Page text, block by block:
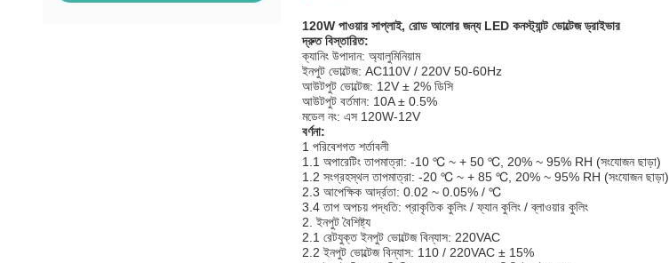
120W পাওয়ার সাপ্লাই, রোড আলোর জন্য LED কনস্ট্যান্ট ভোল্টেজ ড্রাইভার
দ্রুত বিস্তারিত:
ক্যানিং উপাদান: অ্যালুমিনিয়াম
ইনপুট ভোল্টেজ: AC110V / 220V 50-60Hz
আউটপুট ভোল্টেজ: 12V ± 2% ডিসি
আউটপুট বর্তমান: 10A ± 0.5%
মডেল নং: এস 120W-12V
বর্ণনা:
1 পরিবেশগত শর্তাবলী
1.1 অপারেটিং তাপমাত্রা: -10 ℃ ~ + 50 ℃, 20% ~ 95% RH (সংযোজন ছাড়া)
1.2 সংগ্রহস্থল তাপমাত্রা: -20 ℃ ~ + 85 ℃, 20% ~ 95% RH (সংযোজন ছাড়া)
2.3 আপেক্ষিক আর্দ্রতা: 0.02 ~ 0.05% / ℃
3.4 তাপ অপচয় পদ্ধতি: প্রাকৃতিক কুলিং / ফ্যান কুলিং / ব্লাওয়ার কুলিং
2. ইনপুট বৈশিষ্ট্য
2.1 রেটযুক্ত ইনপুট ভোল্টেজ বিন্যাস: 220VAC
2.2 ইনপুট ভোল্টেজ বিন্যাস: 110 / 220VAC ± 15%